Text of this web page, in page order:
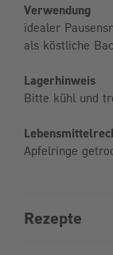
Verwendung
idealer
als köstliche
Lagerhinweis
Bitte kühl und
Apfelringe
Rezepte